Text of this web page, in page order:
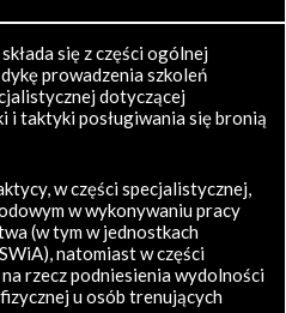
się z części ogólnej
prowadzenia szkoleń
dotyczącej
i taktyki posługiwania się bronią
w części specjalistycznej,
w wykonywaniu pracy
(w tym w jednostkach
natomiast w części
rzecz podniesienia wydolności
u osób trenujących